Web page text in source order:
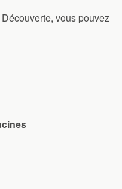
vous pouvez